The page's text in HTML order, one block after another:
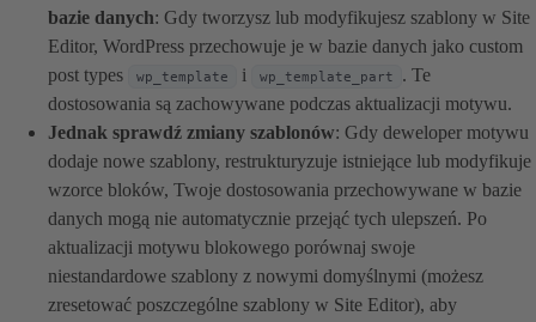
bazie danych: Gdy tworzysz lub modyfikujesz szablony w Site
Editor, WordPress przechowuje je w bazie danych jako custom
post types
wp_template i wp_template_part
. Te
dostosowania są zachowywane podczas aktualizacji motywu.
Jednak sprawdź zmiany szablonów: Gdy deweloper motywu
dodaje nowe szablony, restrukturyzuje istniejące lub modyfikuje
wzorce bloków, Twoje dostosowania przechowywane w bazie
danych mogą nie automatycznie przejąć tych ulepszeń. Po
aktualizacji motywu blokowego porównaj swoje
niestandardowe szablony z nowymi domyślnymi (możesz
zresetować poszczególne szablony w Site Editor), aby